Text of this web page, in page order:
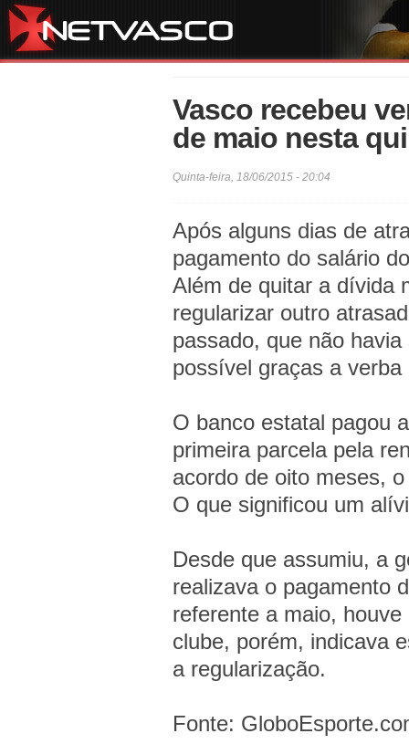
Vasco recebeu
de maio nesta
Quinta-feira, 18/06/2015 - 20:04
Após alguns dias de
pagamento do salário
Além de quitar a dívida
regularizar outro
passado, que não
possível graças a
O banco estatal pagou
primeira parcela pela
acordo de oito meses,
O que significou um
Desde que assumiu, a
realizava o pagamento
referente a maio,
clube, porém, indicava
a regularização.
Fonte: